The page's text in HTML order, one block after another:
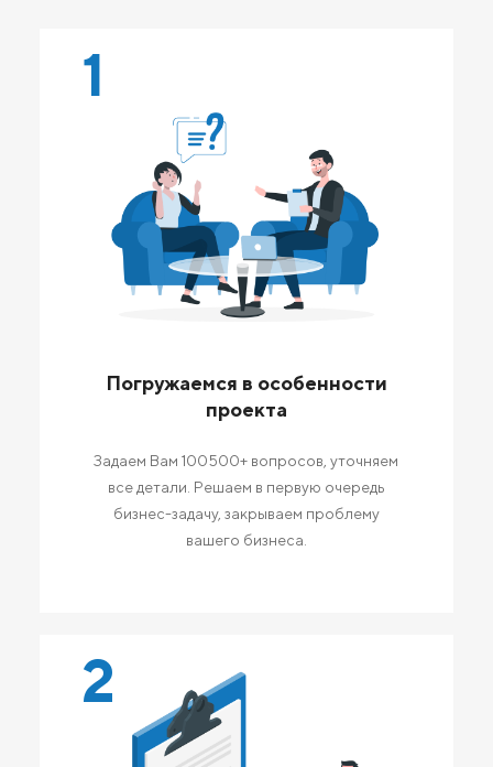
1
Погружаемся в особенности
проекта
Задаем Вам 100500+ вопросов, уточняем
все детали. Решаем в первую очередь
бизнес-задачу, закрываем проблему
вашего бизнеса.
2